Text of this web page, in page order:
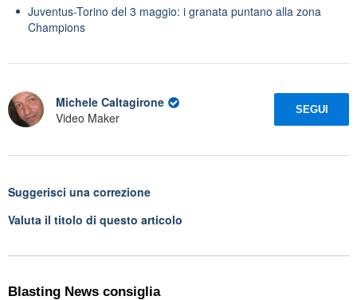
Juventus-Torino del 3 maggio: i granata puntano alla zona
Champions
Michele Caltagirone
Video Maker
SEGUI
Suggerisci una correzione
Valuta il titolo di questo articolo
Blasting News consiglia